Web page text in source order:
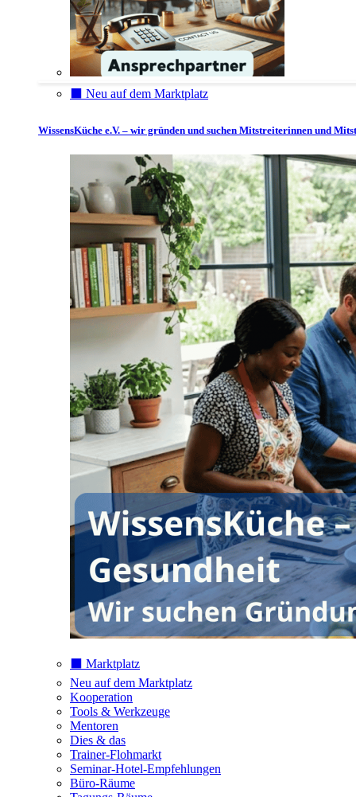
⬛️ Neu auf dem Marktplatz
WissensKüche e.V. – wir gründen und suchen Mitstreiterinnen und
⬛️ Marktplatz
Neu auf dem Marktplatz
Kooperation
Tools & Werkzeuge
Mentoren
Dies & das
Trainer-Flohmarkt
Seminar-Hotel-Empfehlungen
Büro-Räume